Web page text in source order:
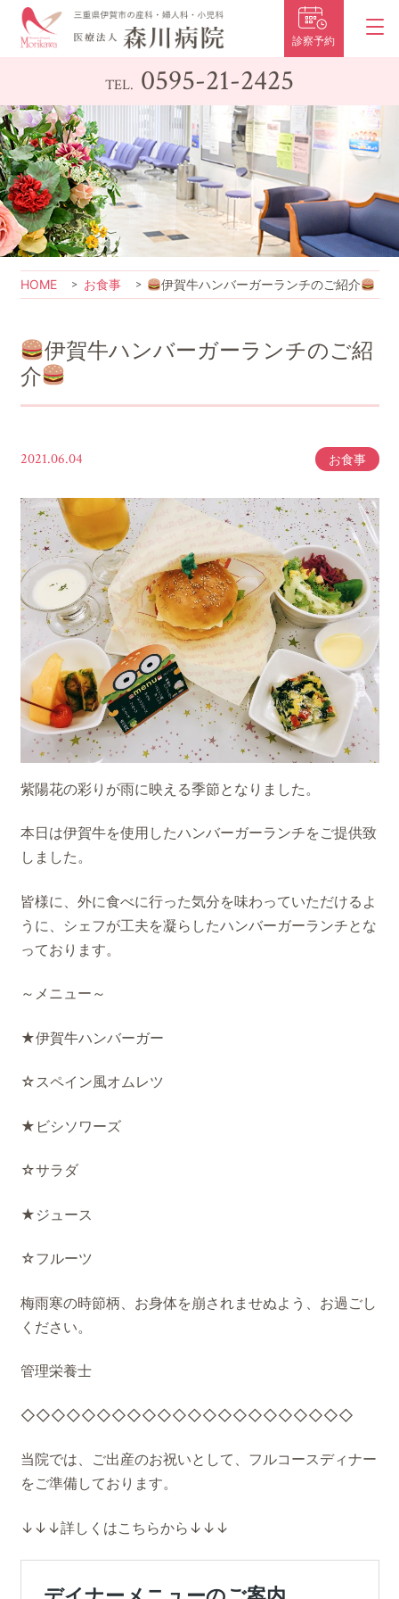
診察予約
TEL. 0595-21-2425
HOME お食事 伊賀牛ハンバーガーランチのご紹介
伊賀牛ハンバーガーランチのご紹
介
2021.06.04 お食事
紫陽花の彩りが雨に映える季節となりました。
本日は伊賀牛を使用したハンバーガーランチをご提供致
しました。
皆様に、外に食べに行った気分を味わっていただけるよ
うに、シェフが工夫を凝らしたハンバーガーランチとな
っております。
～メニュー～
★伊賀牛ハンバーガー
☆スペイン風オムレツ
★ビシソワーズ
☆サラダ
★ジュース
☆フルーツ
梅雨寒の時節柄、お身体を崩されませぬよう、お過ごし
ください。
管理栄養士
◇◇◇◇◇◇◇◇◇◇◇◇◇◇◇◇◇◇◇◇◇◇
当院では、ご出産のお祝いとして、フルコースディナー
をご準備しております。
↓↓↓詳しくはこちらから↓↓↓